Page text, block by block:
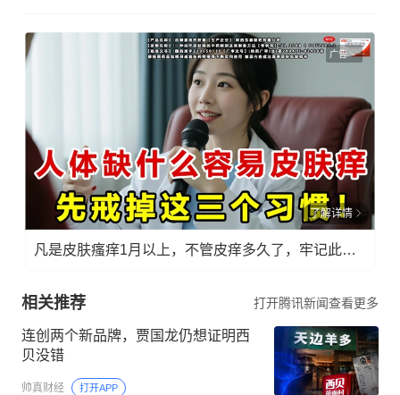
广告
了解详情
凡是皮肤瘙痒1月以上，不管皮痒多久了，牢记此法，快！准！狠！
相关推荐 打开腾讯新闻查看更多
连创两个新品牌，贾国龙仍想证明西
贝没错
帅真财经 打开APP